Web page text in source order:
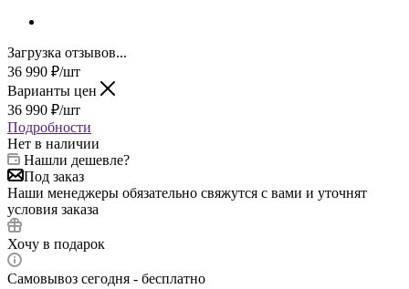
Загрузка отзывов...
36 990 ₽/шт
Варианты цен
36 990 ₽/шт
Подробности
Нет в наличии
Нашли дешевле?
Под заказ
Наши менеджеры обязательно свяжутся с вами и уточнят
условия заказа
Хочу в подарок
Самовывоз сегодня - бесплатно